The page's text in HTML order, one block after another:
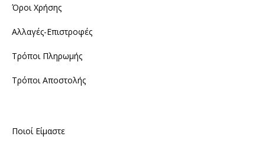
Όροι Χρήσης
Αλλαγές-Επιστροφές
Τρόποι Πληρωμής
Τρόποι Αποστολής
Ποιοί Είμαστε